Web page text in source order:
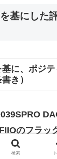
基にした
に、ポジ
き）
のフラッ
レベルのオ
検索